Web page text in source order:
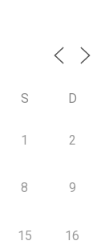
S D
1 2
8 9
15 16